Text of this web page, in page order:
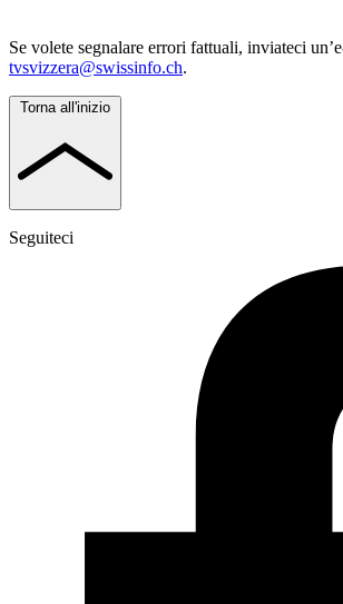
Se volete segnalare errori fattuali, inviateci
tvsvizzera@swissinfo.ch.
Torna all'inizio
Seguiteci